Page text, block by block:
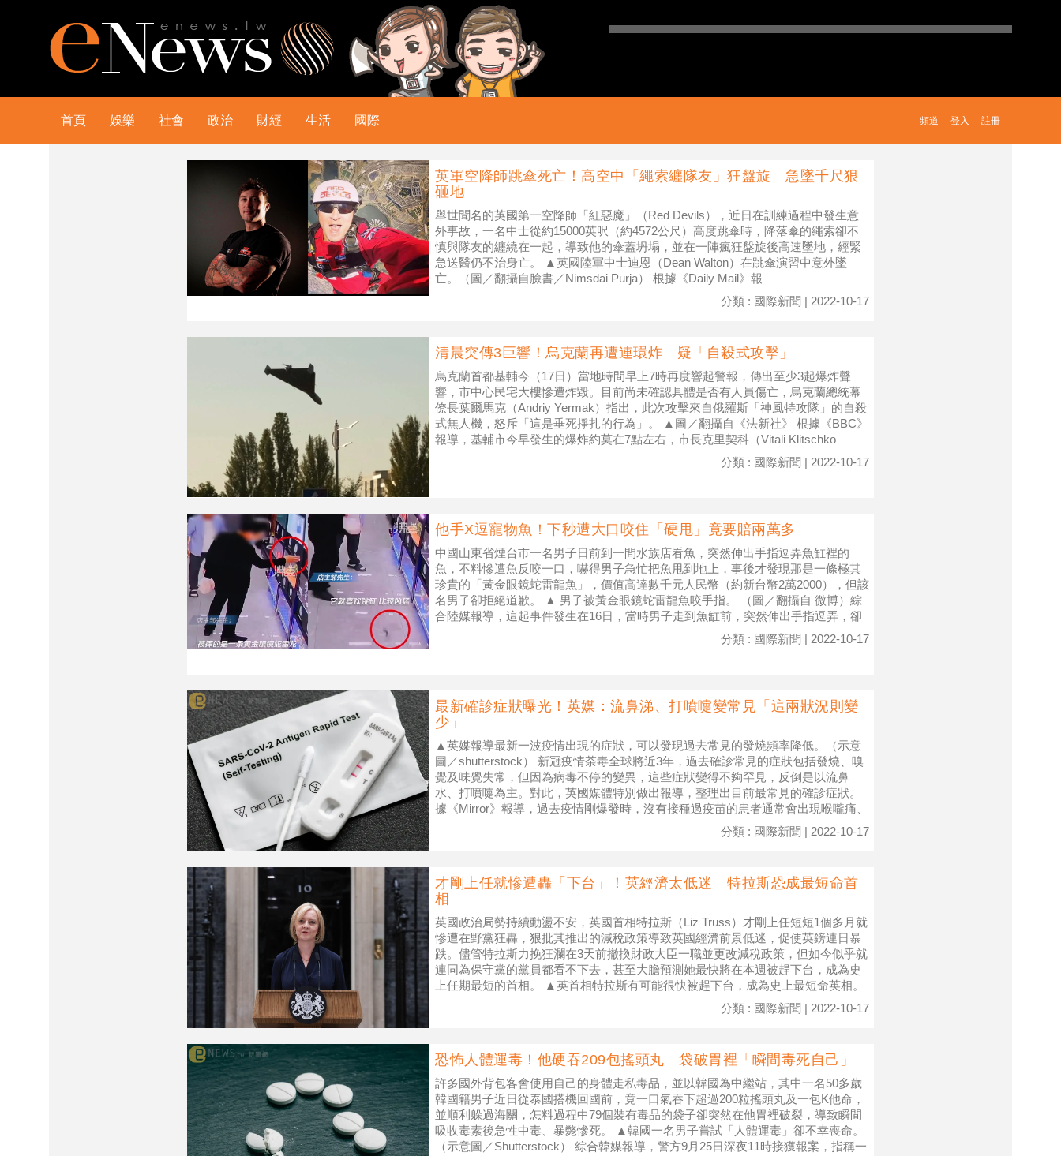
首頁 娛樂 社會 政治 財經 生活 國際 註冊
登入
頻道
英軍空降師跳傘死亡！高空中「繩索纏隊友」狂盤旋 急墜千尺狠
砸地
舉世聞名的英國第一空降師「紅惡魔」（Red Devils），近日在訓練過程中發生意
外事故，一名中士從約15000英呎（約4572公尺）高度跳傘時，降落傘的繩索卻不
慎與隊友的纏繞在一起，導致他的傘蓋坍塌，並在一陣瘋狂盤旋後高速墜地，經緊
急送醫仍不治身亡。 ▲英國陸軍中士迪恩（Dean Walton）在跳傘演習中意外墜
亡。（圖／翻攝自臉書／Nimsdai Purja） 根據《Daily Mail》報
分類 : 國際新聞 | 2022-10-17
清晨突傳3巨響！烏克蘭再遭連環炸 疑「自殺式攻擊」
烏克蘭首都基輔今（17日）當地時間早上7時再度響起警報，傳出至少3起爆炸聲
響，市中心民宅大樓慘遭炸毀。目前尚未確認具體是否有人員傷亡，烏克蘭總統幕
僚長葉爾馬克（Andriy Yermak）指出，此次攻擊來自俄羅斯「神風特攻隊」的自殺
式無人機，怒斥「這是垂死掙扎的行為」。 ▲圖／翻攝自《法新社》 根據《BBC》
報導，基輔市今早發生的爆炸約莫在7點左右，市長克里契科（Vitali Klitschko
分類 : 國際新聞 | 2022-10-17
他手X逗寵物魚！下秒遭大口咬住「硬甩」竟要賠兩萬多
中國山東省煙台市一名男子日前到一間水族店看魚，突然伸出手指逗弄魚缸裡的
魚，不料慘遭魚反咬一口，嚇得男子急忙把魚甩到地上，事後才發現那是一條極其
珍貴的「黃金眼鏡蛇雷龍魚」，價值高達數千元人民幣（約新台幣2萬2000），但該
名男子卻拒絕道歉。 ▲ 男子被黃金眼鏡蛇雷龍魚咬手指。 （圖／翻攝自 微博）綜
合陸媒報導，這起事件發生在16日，當時男子走到魚缸前，突然伸出手指逗弄，卻
分類 : 國際新聞 | 2022-10-17
最新確診症狀曝光！英媒：流鼻涕、打噴嚏變常見「這兩狀況則變
少」
▲英媒報導最新一波疫情出現的症狀，可以發現過去常見的發燒頻率降低。（示意
圖／shutterstock） 新冠疫情荼毒全球將近3年，過去確診常見的症狀包括發燒、嗅
覺及味覺失常，但因為病毒不停的變異，這些症狀變得不夠罕見，反倒是以流鼻
水、打噴嚏為主。對此，英國媒體特別做出報導，整理出目前最常見的確診症狀。
據《Mirror》報導，過去疫情剛爆發時，沒有接種過疫苗的患者通常會出現喉嚨痛、
分類 : 國際新聞 | 2022-10-17
才剛上任就慘遭轟「下台」！英經濟太低迷 特拉斯恐成最短命首
相
英國政治局勢持續動盪不安，英國首相特拉斯（Liz Truss）才剛上任短短1個多月就
慘遭在野黨狂轟，狠批其推出的減稅政策導致英國經濟前景低迷，促使英鎊連日暴
跌。儘管特拉斯力挽狂瀾在3天前撤換財政大臣一職並更改減稅政策，但如今似乎就
連同為保守黨的黨員都看不下去，甚至大膽預測她最快將在本週被趕下台，成為史
上任期最短的首相。 ▲英首相特拉斯有可能很快被趕下台，成為史上最短命英相。
分類 : 國際新聞 | 2022-10-17
恐怖人體運毒！他硬吞209包搖頭丸 袋破胃裡「瞬間毒死自己」
許多國外背包客會使用自己的身體走私毒品，並以韓國為中繼站，其中一名50多歲
韓國籍男子近日從泰國搭機回國前，竟一口氣吞下超過200粒搖頭丸及一包K他命，
並順利躲過海關，怎料過程中79個裝有毒品的袋子卻突然在他胃裡破裂，導致瞬間
吸收毒素後急性中毒、暴斃慘死。 ▲韓國一名男子嘗試「人體運毒」卻不幸喪命。
（示意圖／Shutterstock） 綜合韓媒報導，警方9月25日深夜11時接獲報案，指稱一